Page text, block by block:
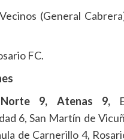
(General
FC.
Norte 9, Atenas 9,
6, San Martín de
de Carnerillo 4,